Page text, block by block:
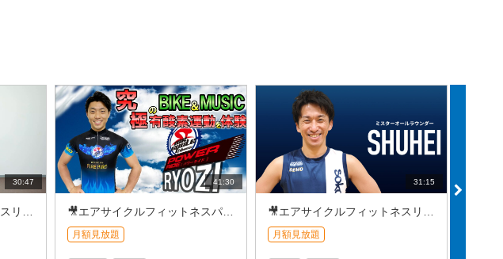
30:47 41:30
月額見放題
31:15
月額見放題